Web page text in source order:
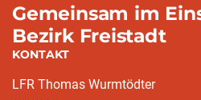
Gemeinsam im
Bezirk Freistadt
KONTAKT
LFR Thomas Wurmtödter